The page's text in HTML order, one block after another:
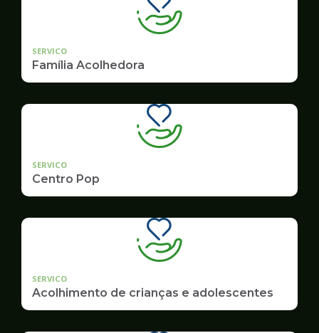
SERVICO
Família Acolhedora
SERVICO
Centro Pop
SERVICO
Acolhimento de crianças e adolescentes